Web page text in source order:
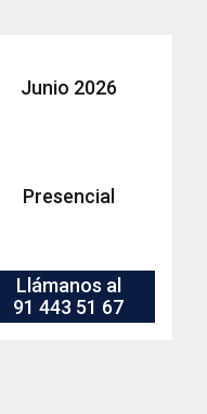
Junio 2026
Presencial
Llámanos al
91 443 51 67